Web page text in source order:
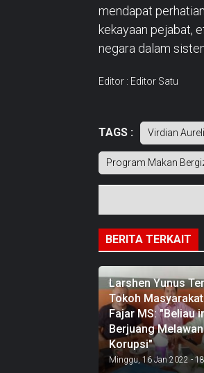
mendapat
kekayaan pejabat,
negara dalam
Editor : Editor Satu
TAGS : Virdian
Program Makan
BERITA TERKAIT
Larshen Yunus
Tokoh
Fajar MS: "Beliau
Berjuang Melawan
Korupsi"
Minggu, 16 Jan 2022 -